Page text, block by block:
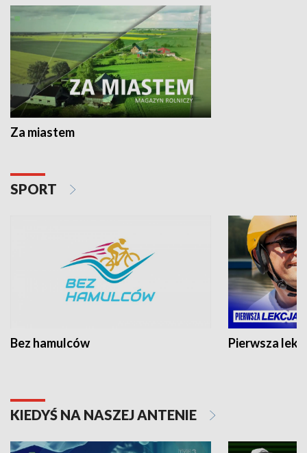
Za miastem
SPORT
Bez hamulców Pierwsza
KIEDYŚ NA NASZEJ ANTENIE